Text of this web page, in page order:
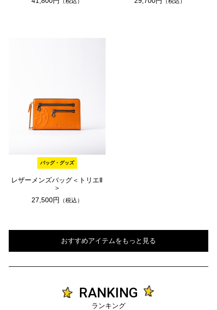
バッグ・グッズ
レザーメンズバッグ＜トリエⅡ
＞
27,500円
（税込）
おすすめアイテムをもっと見る
RANKING
ランキング